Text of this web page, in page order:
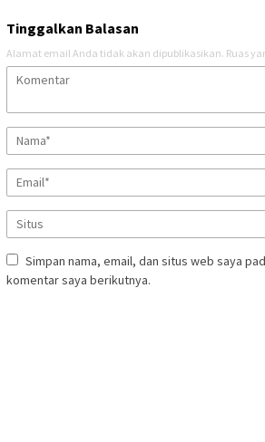
Tinggalkan Balasan
Alamat email Anda tidak akan dipublikasikan. Ruas
Simpan nama, email, dan situs web saya
komentar saya berikutnya.